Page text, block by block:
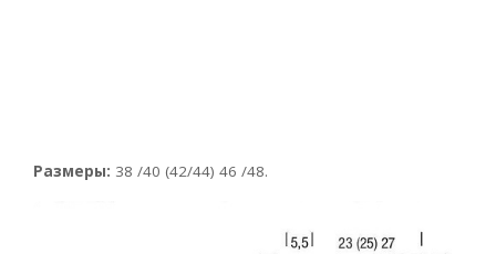
Размеры: 38 /40 (42/44) 46 /48.